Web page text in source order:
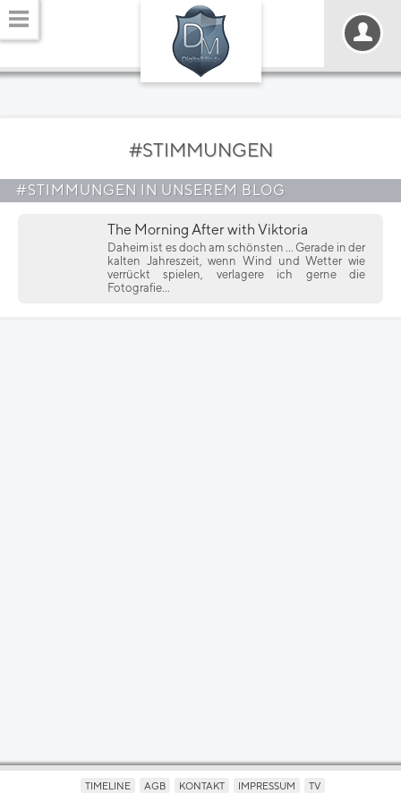
#STIMMUNGEN
#STIMMUNGEN IN UNSEREM BLOG
The Morning After with Viktoria
Daheim ist es doch am schönsten ... Gerade in der
kalten Jahreszeit, wenn Wind und Wetter wie
verrückt spielen, verlagere ich gerne die
Fotografie...
TIMELINE AGB KONTAKT IMPRESSUM TV